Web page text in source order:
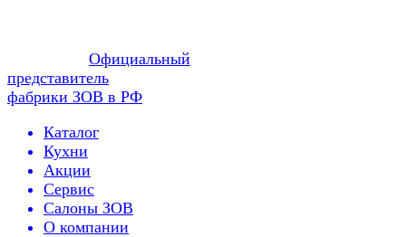
Официальный
представитель
фабрики ЗОВ в РФ
Каталог
Кухни
Акции
Сервис
Салоны ЗОВ
О компании